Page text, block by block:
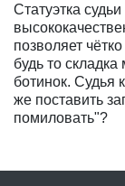
Статуэтка
позволяет
будь то
ботинок. Судья
же поставить
помиловать"?